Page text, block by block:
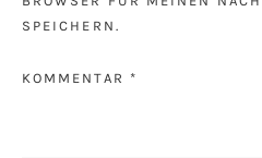
SPEICHERN.
KOMMENTAR *